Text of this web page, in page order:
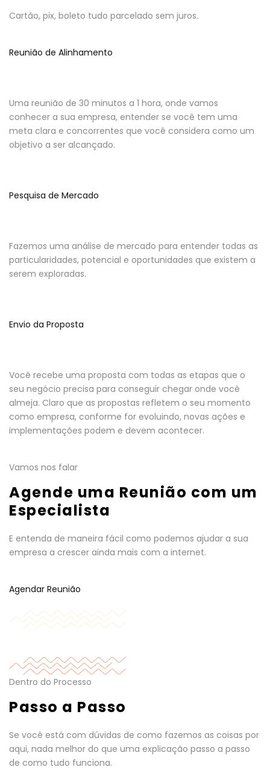
Cartão, pix, boleto tudo parcelado sem juros.
Reunião de Alinhamento
Uma reunião de 30 minutos a 1 hora, onde vamos
conhecer a sua empresa, entender se você tem uma
meta clara e concorrentes que você considera como um
objetivo a ser alcançado.
Pesquisa de Mercado
Fazemos uma análise de mercado para entender todas as
particularidades, potencial e oportunidades que existem a
serem exploradas.
Envio da Proposta
Você recebe uma proposta com todas as etapas que o
seu negócio precisa para conseguir chegar onde você
almeja. Claro que as propostas refletem o seu momento
como empresa, conforme for evoluindo, novas ações e
implementações podem e devem acontecer.
Vamos nos falar
Agende uma Reunião com um
Especialista
E entenda de maneira fácil como podemos ajudar a sua
empresa a crescer ainda mais com a internet.
Agendar Reunião
Dentro do Processo
Passo a Passo
Se você está com dúvidas de como fazemos as coisas por
aqui, nada melhor do que uma explicação passo a passo
de como tudo funciona.